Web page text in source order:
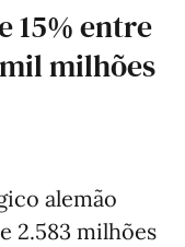
15% entre
milhões
alemão
2.583 milhões